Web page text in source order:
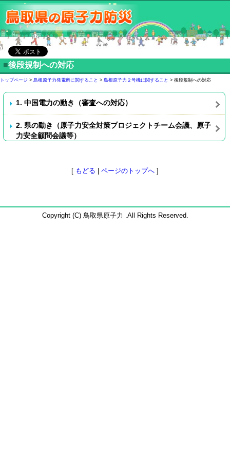
■後段規制への対応
トップページ > 島根原子力発電所に関すること > 島根原子力２号機に関すること > 後段規制への対応
1. 中国電力の動き（審査への対応）
2. 県の動き（原子力安全対策プロジェクトチーム会議、原子
力安全顧問会議等）
[ もどる ページのトップへ ]
Copyright (C) 鳥取県原子力 .All Rights Reserved.